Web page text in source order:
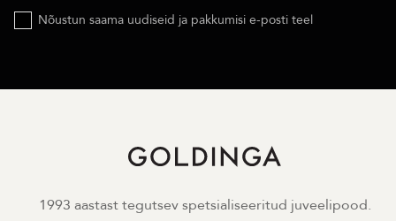
Nõustun saama uudiseid ja pakkumisi e-posti teel
1993 aastast tegutsev spetsialiseeritud juveelipood.